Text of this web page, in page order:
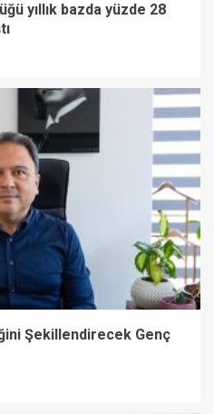
yıllık bazda yüzde 28
Şekillendirecek Genç